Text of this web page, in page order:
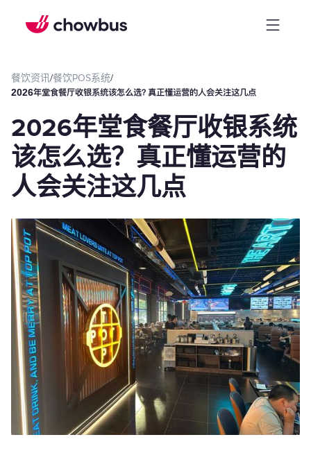
餐饮资讯/餐饮POS系统/
2026年堂食餐厅收银系统该怎么选？真正懂运营的人会关注这几点
2026年堂食餐厅收银系统
该怎么选？真正懂运营的
人会关注这几点